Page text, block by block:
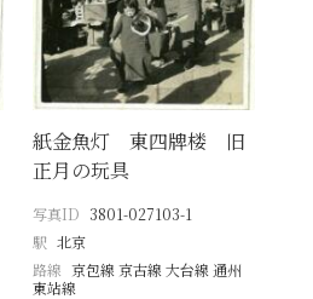
紙金魚灯 東四牌楼 旧
正月の玩具
写真ID 3801-027103-1
駅 北京
路線 京包線 京古線 大台線 通州
東站線